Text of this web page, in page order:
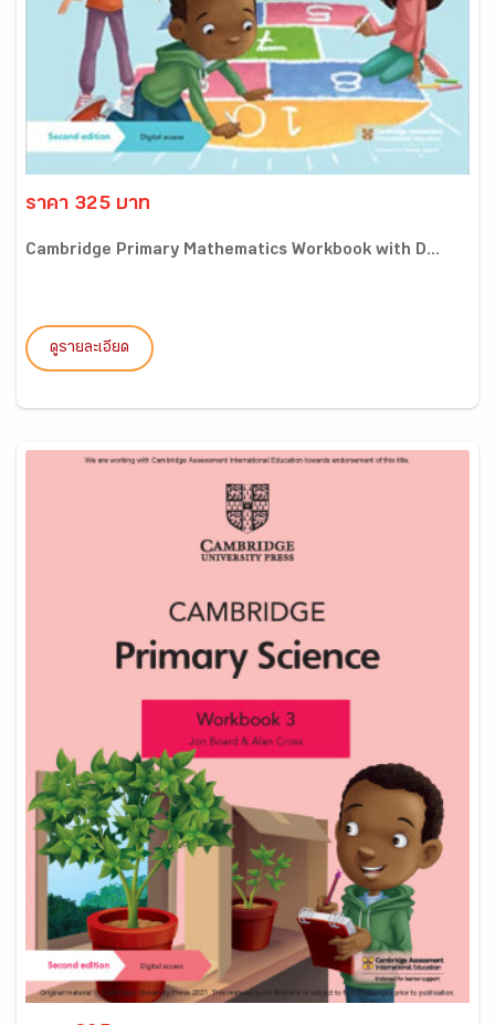
ราคา 325 บาท
Cambridge Primary Mathematics Workbook with D...
ดูรายละเอียด